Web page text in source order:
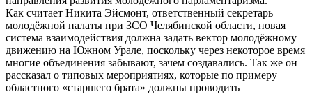
Как считает Никита Эйсмонт, ответственный секретарь
молодёжной палаты при ЗСО Челябинской области, новая
система взаимодействия должна задать вектор молодёжному
движению на Южном Урале, поскольку через некоторое время
многие объединения забывают, зачем создавались. Так же он
рассказал о типовых мероприятиях, которые по примеру
областного «старшего брата» должны проводить